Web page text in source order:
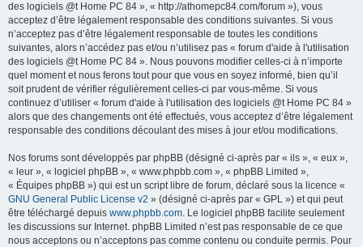
des logiciels @t Home PC 84 », « http://athomepc84.com/forum »), vous
acceptez d’être légalement responsable des conditions suivantes. Si vous
n’acceptez pas d’être légalement responsable de toutes les conditions
suivantes, alors n’accédez pas et/ou n’utilisez pas « forum d'aide à l'utilisation
des logiciels @t Home PC 84 ». Nous pouvons modifier celles-ci à n’importe
quel moment et nous ferons tout pour que vous en soyez informé, bien qu’il
soit prudent de vérifier régulièrement celles-ci par vous-même. Si vous
continuez d’utiliser « forum d'aide à l'utilisation des logiciels @t Home PC 84 »
alors que des changements ont été effectués, vous acceptez d’être légalement
responsable des conditions découlant des mises à jour et/ou modifications.
Nos forums sont développés par phpBB (désigné ci-après par « ils », « eux »,
« leur », « logiciel phpBB », « www.phpbb.com », « phpBB Limited »,
« Équipes phpBB ») qui est un script libre de forum, déclaré sous la licence «
GNU General Public License v2 » (désigné ci-après par « GPL ») et qui peut
être téléchargé depuis www.phpbb.com. Le logiciel phpBB facilite seulement
les discussions sur Internet. phpBB Limited n’est pas responsable de ce que
nous acceptons ou n’acceptons pas comme contenu ou conduite permis. Pour